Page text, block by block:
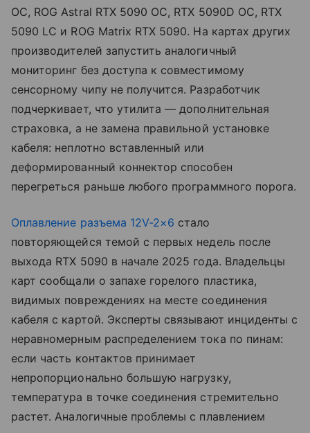
OC, ROG Astral RTX 5090 OC, RTX 5090D OC, RTX
5090 LC и ROG Matrix RTX 5090. На картах других
производителей запустить аналогичный
мониторинг без доступа к совместимому
сенсорному чипу не получится. Разработчик
подчеркивает, что утилита — дополнительная
страховка, а не замена правильной установке
кабеля: неплотно вставленный или
деформированный коннектор способен
перегреться раньше любого программного порога.
Оплавление разъема 12V-2×6 стало
повторяющейся темой с первых недель после
выхода RTX 5090 в начале 2025 года. Владельцы
карт сообщали о запахе горелого пластика,
видимых повреждениях на месте соединения
кабеля с картой. Эксперты связывают инциденты с
неравномерным распределением тока по пинам:
если часть контактов принимает
непропорционально большую нагрузку,
температура в точке соединения стремительно
растет. Аналогичные проблемы с плавлением